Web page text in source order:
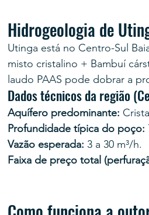
Hidrogeologia de
Utinga está no Centro-Sul
misto cristalino + Bambuí
laudo PAAS pode dobrar a
Dados técnicos da região
Aquífero predominante:
Profundidade típica do poço:
Vazão esperada: 3 a 30 m³/h.
Faixa de preço total